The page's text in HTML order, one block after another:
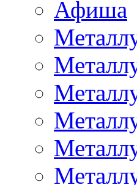
Афиша